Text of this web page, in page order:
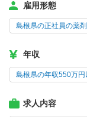
雇用形態
島根県の正社員の薬
年収
島根県の年収550万円
求人内容